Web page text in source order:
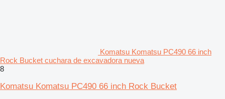
Komatsu Komatsu PC490 66 inch
Rock Bucket cuchara de excavadora nueva
8
Komatsu Komatsu PC490 66 inch Rock Bucket